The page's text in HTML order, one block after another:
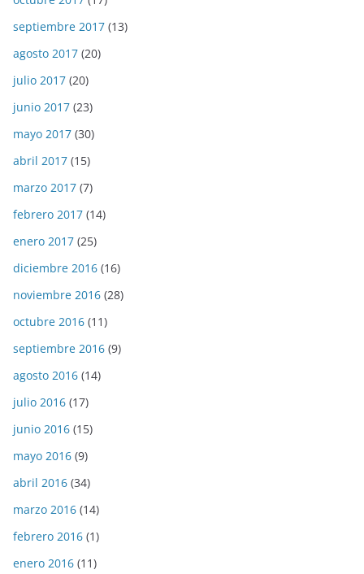
septiembre 2017 (13)
agosto 2017 (20)
julio 2017 (20)
junio 2017 (23)
mayo 2017 (30)
abril 2017 (15)
marzo 2017 (7)
febrero 2017 (14)
enero 2017 (25)
diciembre 2016 (16)
noviembre 2016 (28)
octubre 2016 (11)
septiembre 2016 (9)
agosto 2016 (14)
julio 2016 (17)
junio 2016 (15)
mayo 2016 (9)
abril 2016 (34)
marzo 2016 (14)
febrero 2016 (1)
enero 2016 (11)